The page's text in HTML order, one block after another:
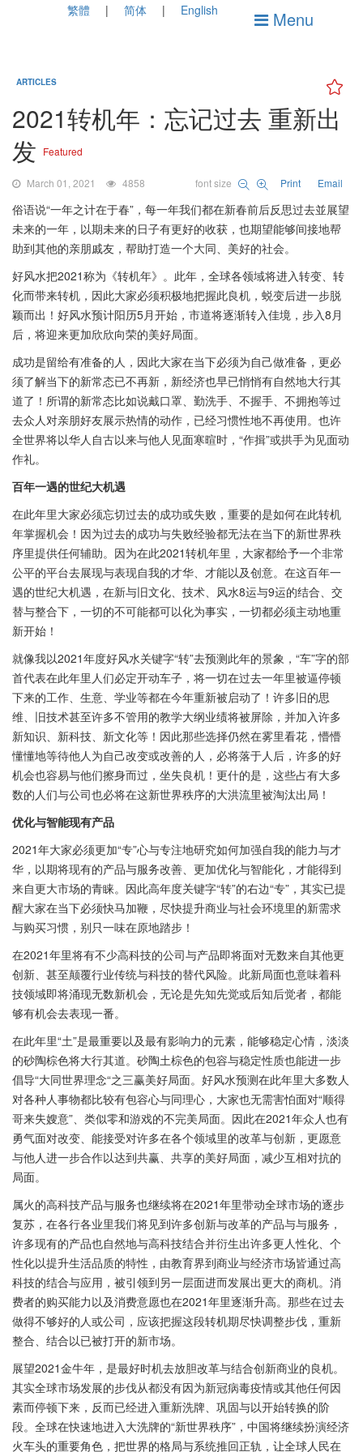
繁體 简体 English Menu
ARTICLES
2021转机年：忘记过去 重新出
发 Featured
March 01, 2021 4858 font size Print Email
俗语说“一年之计在于春”，每一年我们都在新春前后反思过去並展望
未来的一年，以期未来的日子有更好的收获，也期望能够间接地帮
助到其他的亲朋戚友，帮助打造一个大同、美好的社会。
好风水把2021称为《转机年》。此年，全球各领域将进入转变、转
化而带来转机，因此大家必须积极地把握此良机，蜕变后进一步脱
颖而出！好风水预计阳历5月开始，市道将逐渐转入佳境，步入8月
后，将迎来更加欣欣向荣的美好局面。
成功是留给有准备的人，因此大家在当下必须为自己做准备，更必
须了解当下的新常态已不再新，新经济也早已悄悄有自然地大行其
道了！所谓的新常态比如说戴口罩、勤洗手、不握手、不拥抱等过
去众人对亲朋好友展示热情的动作，已经习惯性地不再使用。也许
全世界将以华人自古以来与他人见面寒暄时，“作揖”或拱手为见面动
作礼。
百年一遇的世纪大机遇
在此年里大家必须忘切过去的成功或失败，重要的是如何在此转机
年掌握机会！因为过去的成功与失败经验都无法在当下的新世界秩
序里提供任何辅助。因为在此2021转机年里，大家都给予一个非常
公平的平台去展现与表现自我的才华、才能以及创意。在这百年一
遇的世纪大机遇，在新与旧文化、技术、风水8运与9运的结合、交
替与整合下，一切的不可能都可以化为事实，一切都必须主动地重
新开始！
就像我以2021年度好风水关键字“转”去预测此年的景象，“车”字的部
首代表在此年里人们必定开动车子，将一切在过去一年里被逼停顿
下来的工作、生意、学业等都在今年重新被启动了！许多旧的思
维、旧技术甚至许多不管用的教学大纲业绩将被屏除，并加入许多
新知识、新科技、新文化等！因此那些选择仍然在雾里看花，懵懵
懂懂地等待他人为自己改变或改善的人，必将落于人后，许多的好
机会也容易与他们擦身而过，坐失良机！更什的是，这些占有大多
数的人们与公司也必将在这新世界秩序的大洪流里被淘汰出局！
优化与智能现有产品
2021年大家必须更加“专”心与专注地研究如何加强自我的能力与才
华，以期将现有的产品与服务改善、更加优化与智能化，才能得到
来自更大市场的青睐。因此高年度关键字“转”的右边“专”，其实已提
醒大家在当下必须快马加鞭，尽快提升商业与社会环境里的新需求
与购买习惯，别只一味在原地踏步！
在2021年里将有不少高科技的公司与产品即将面对无数来自其他更
创新、甚至颠覆行业传统与科技的替代风险。此新局面也意味着科
技领域即将涌现无数新机会，无论是先知先觉或后知后觉者，都能
够有机会去表现一番。
在此年里“土”是最重要以及最有影响力的元素，能够稳定心情，淡淡
的砂陶棕色将大行其道。砂陶土棕色的包容与稳定性质也能进一步
倡导“大同世界理念“之三赢美好局面。好风水预测在此年里大多数人
对各种人事物都比较有包容心与同理心，大家也无需害怕面对“顺得
哥来失嫂意”、类似零和游戏的不完美局面。因此在2021年众人也有
勇气面对改变、能接受对许多在各个领域里的改革与创新，更愿意
与他人进一步合作以达到共赢、共享的美好局面，减少互相对抗的
局面。
属火的高科技产品与服务也继续将在2021年里带动全球市场的逐步
复苏，在各行各业里我们将见到许多创新与改革的产品与与服务，
许多现有的产品也自然地与高科技结合并衍生出许多更人性化、个
性化以提升生活品质的特性，由教育界到商业与经济市场皆通过高
科技的结合与应用，被引领到另一层面进而发展出更大的商机。消
费者的购买能力以及消费意愿也在2021年里逐渐升高。那些在过去
做得不够好的人或公司，应该把握这段转机期尽快调整步伐，重新
整合、结合以已被打开的新市场。
展望2021金牛年，是最好时机去放胆改革与结合创新商业的良机。
其实全球市场发展的步伐从都没有因为新冠病毒疫情或其他任何因
素而停顿下来，反而已经进入重新洗牌、巩固与以开始转换的阶
段。全球在快速地进入大洗牌的“新世界秩序”，中国将继续扮演经济
火车头的重要角色，把世界的格局与系统推回正轨，让全球人民在